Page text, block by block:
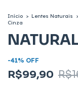
Início > Lentes Naturais >
Cinza
-41% OFF
R$99,90